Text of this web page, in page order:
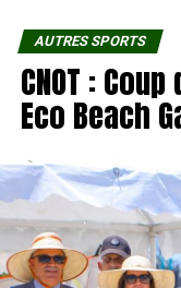
AUTRES SPORTS
CNOT :
Eco Beach